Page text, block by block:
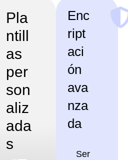
Pla
ntill
as
per
son
aliz
ada
s
Enc
ript
aci
ón
ava
nza
da
Ser